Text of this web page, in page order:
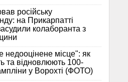
російську
на Прикарпатті
колаборанта з
недооцінене місце": як
та відновлюють 100-
у Ворохті (ФОТО)